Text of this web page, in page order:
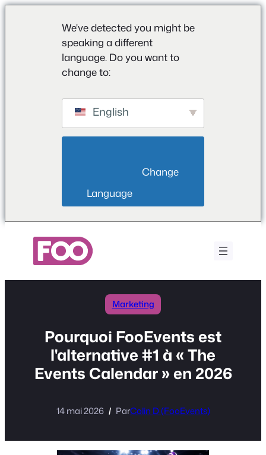
We've detected you might be
speaking a different
language. Do you want to
change to:
English
Language
Marketing
Pourquoi FooEvents est
l'alternative #1 à « The
Events Calendar » en 2026
14 mai 2026 ParColin D (FooEvents)